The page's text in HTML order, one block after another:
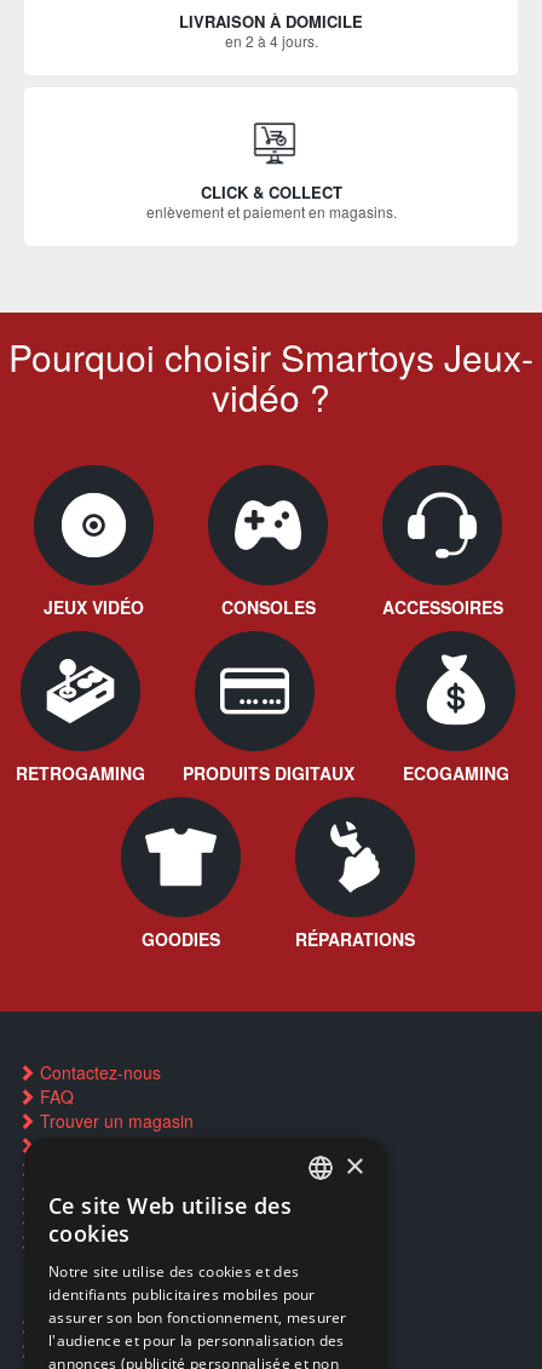
LIVRAISON À DOMICILE
en 2 à 4 jours.
CLICK & COLLECT
enlèvement et paiement en magasins.
Pourquoi choisir Smartoys Jeux-
vidéo ?
JEUX VIDÉO CONSOLES ACCESSOIRES
RETROGAMING PRODUITS DIGITAUX ECOGAMING
GOODIES RÉPARATIONS
Contactez-nous
FAQ
Trouver un magasin
Restauration CD griffés
Réparations & SAV
Smartpoints
Ecogaming
Expédition & retours
ENGLISH
×
Ce site Web utilise des
cookies
Notre site utilise des cookies et des
identifiants publicitaires mobiles pour
assurer son bon fonctionnement, mesurer
l'audience et pour la personnalisation des
annonces (publicité personnalisée et non